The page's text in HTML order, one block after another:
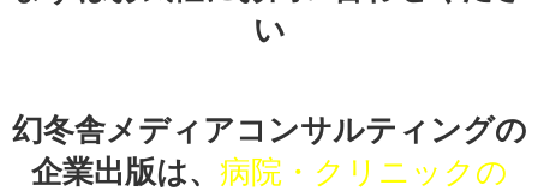
い
幻冬舎メディアコンサルティングの
企業出版は、 病院・クリニックの